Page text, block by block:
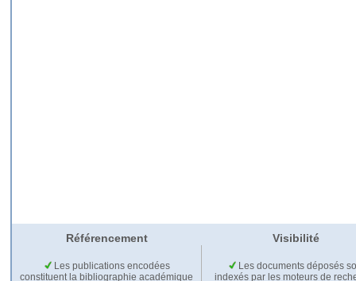
Référencement Visibilité
Les publications encodées
constituent la bibliographie académique
Les documents déposés
indexés par les moteurs de